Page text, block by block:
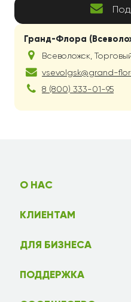
Гранд-Флора
Всеволожск,
vsevolgsk@grand-
8 (800) 333-01-95
О НАС
КЛИЕНТАМ
ДЛЯ БИЗНЕСА
ПОДДЕРЖКА